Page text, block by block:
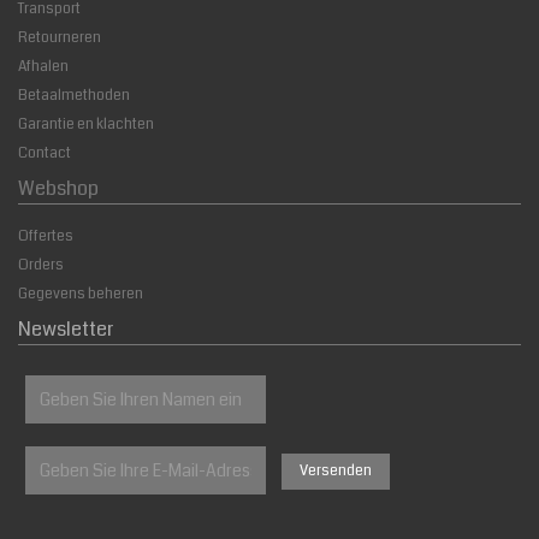
Transport
Retourneren
Afhalen
Betaalmethoden
Garantie en klachten
Contact
Webshop
Offertes
Orders
Gegevens beheren
Newsletter